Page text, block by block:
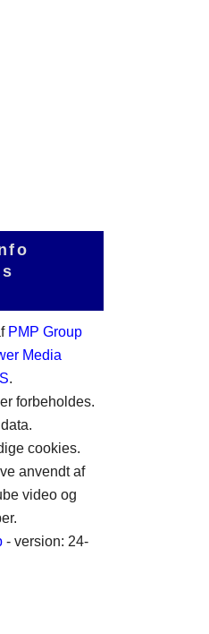
PMP Group
Media
forbeholdes.
cookies.
anvendt af
video og
- version: 24-